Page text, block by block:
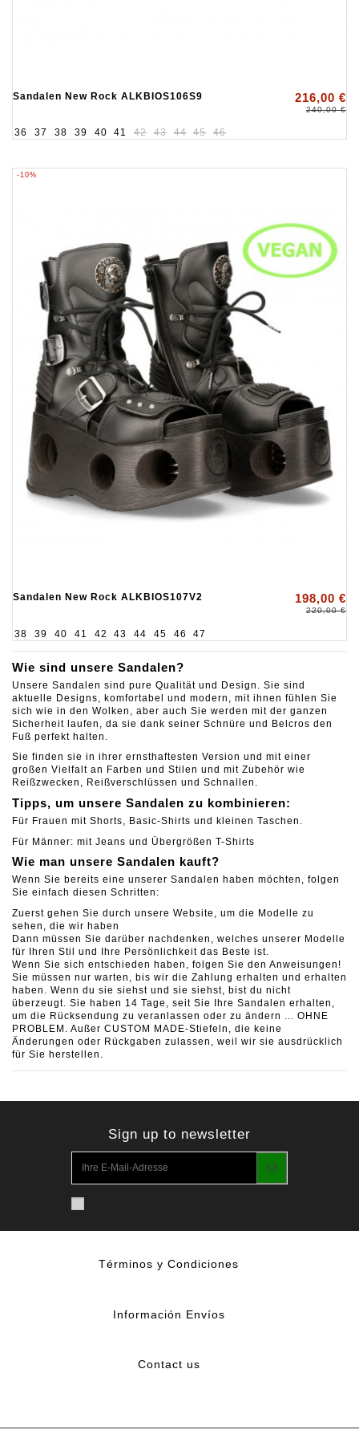
Sandalen New Rock ALKBIOS106S9 216,00 €
240,00 €
36 37 38 39 40 41 42 43 44 45 46
-10%
Sandalen New Rock ALKBIOS107V2 198,00 €
220,00 €
38 39 40 41 42 43 44 45 46 47
Wie sind unsere Sandalen?
Unsere Sandalen sind pure Qualität und Design. Sie sind
aktuelle Designs, komfortabel und modern, mit ihnen fühlen Sie
sich wie in den Wolken, aber auch Sie werden mit der ganzen
Sicherheit laufen, da sie dank seiner Schnüre und Belcros den
Fuß perfekt halten.
Sie finden sie in ihrer ernsthaftesten Version und mit einer
großen Vielfalt an Farben und Stilen und mit Zubehör wie
Reißzwecken, Reißverschlüssen und Schnallen.
Tipps, um unsere Sandalen zu kombinieren:
Für Frauen mit Shorts, Basic-Shirts und kleinen Taschen.
Für Männer: mit Jeans und Übergrößen T-Shirts
Wie man unsere Sandalen kauft?
Wenn Sie bereits eine unserer Sandalen haben möchten, folgen
Sie einfach diesen Schritten:
Zuerst gehen Sie durch unsere Website, um die Modelle zu
sehen, die wir haben
Dann müssen Sie darüber nachdenken, welches unserer Modelle
für Ihren Stil und Ihre Persönlichkeit das Beste ist.
Wenn Sie sich entschieden haben, folgen Sie den Anweisungen!
Sie müssen nur warten, bis wir die Zahlung erhalten und erhalten
haben. Wenn du sie siehst und sie siehst, bist du nicht
überzeugt. Sie haben 14 Tage, seit Sie Ihre Sandalen erhalten,
um die Rücksendung zu veranlassen oder zu ändern ... OHNE
PROBLEM. Außer CUSTOM MADE-Stiefeln, die keine
Änderungen oder Rückgaben zulassen, weil wir sie ausdrücklich
für Sie herstellen.
Sign up to newsletter
Términos y Condiciones
Información Envíos
Contact us